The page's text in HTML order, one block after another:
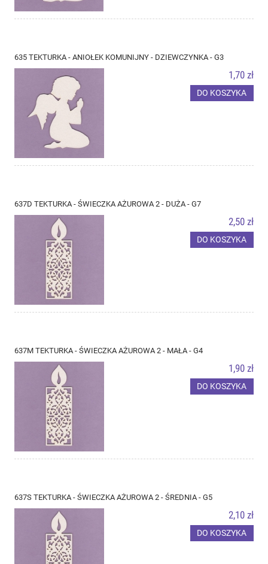
635 TEKTURKA - ANIOŁEK KOMUNIJNY - DZIEWCZYNKA - G3
1,70 zł
DO KOSZYKA
637D TEKTURKA - ŚWIECZKA AŻUROWA 2 - DUŻA - G7
2,50 zł
DO KOSZYKA
637M TEKTURKA - ŚWIECZKA AŻUROWA 2 - MAŁA - G4
1,90 zł
DO KOSZYKA
637S TEKTURKA - ŚWIECZKA AŻUROWA 2 - ŚREDNIA - G5
2,10 zł
DO KOSZYKA